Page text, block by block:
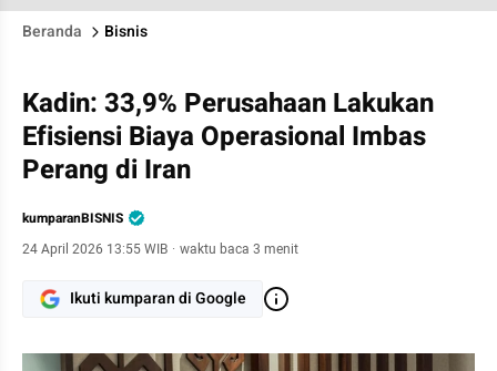
Beranda Bisnis
Kadin: 33,9% Perusahaan Lakukan
Efisiensi Biaya Operasional Imbas
Perang di Iran
kumparanBISNIS
24 April 2026 13:55 WIB · waktu baca 3 menit
Ikuti kumparan di Google